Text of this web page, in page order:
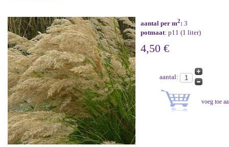
aantal per m2: 3
potmaat: p11 (1 liter)
4,50 €
aantal: